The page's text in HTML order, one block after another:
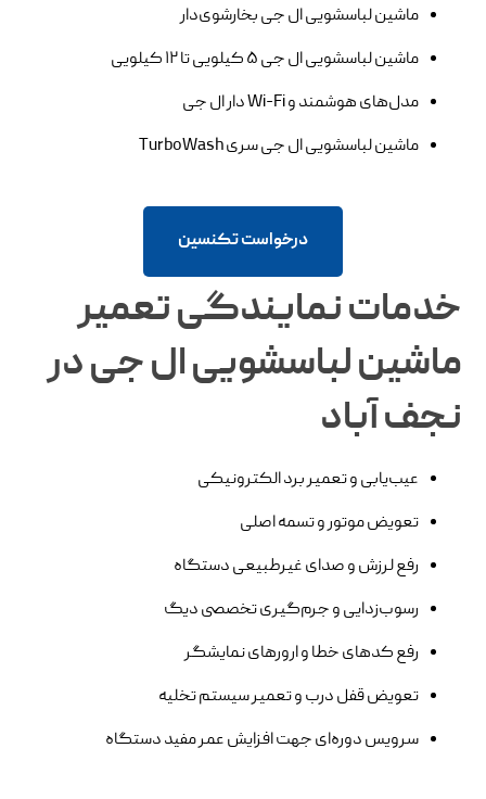
ماشین لباسشویی ال جی بخارشوی‌دار
ماشین لباسشویی ال جی ۵ کیلویی تا ۱۲ کیلویی
مدل‌های هوشمند و Wi-Fi دار ال جی
ماشین لباسشویی ال جی سری TurboWash
درخواست تکنسین
خدمات نمایندگی تعمیر
ماشین لباسشویی ال جی در
نجف‌ آباد
عیب‌یابی و تعمیر برد الکترونیکی
تعویض موتور و تسمه اصلی
رفع لرزش و صدای غیرطبیعی دستگاه
رسوب‌زدایی و جرم‌گیری تخصصی دیگ
رفع کدهای خطا و ارورهای نمایشگر
تعویض قفل درب و تعمیر سیستم تخلیه
سرویس دوره‌ای جهت افزایش عمر مفید دستگاه